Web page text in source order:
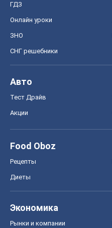
ГДЗ
Онлайн уроки
ЗНО
СНГ решебники
Авто
Тест Драйв
Акции
Food Oboz
Рецепты
Диеты
Экономика
Рынки и компании